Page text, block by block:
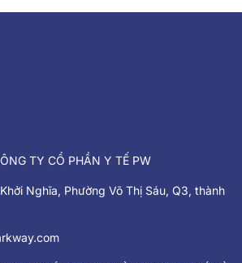
hàm có đau hay không, Nha Khoa
TY CỔ PHẦN Y TẾ PW
Nghĩa, Phường Võ Thị Sáu, Q3, thành